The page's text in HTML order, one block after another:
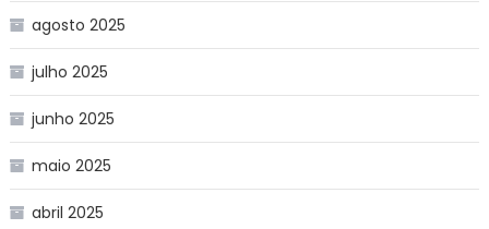
agosto 2025
julho 2025
junho 2025
maio 2025
abril 2025